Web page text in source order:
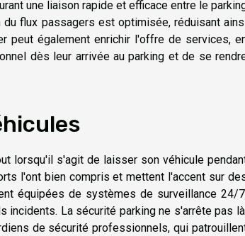
une liaison rapide et efficace entre le
flux passagers est optimisée, réduisant
peut également enrichir l'offre de services,
dès leur arrivée au parking et de se
lorsqu'il s'agit de laisser son véhicule
l'ont bien compris et mettent l'accent sur
équipées de systèmes de surveillance 24/
incidents. La sécurité parking ne s'arrête pas
de sécurité professionnels, qui